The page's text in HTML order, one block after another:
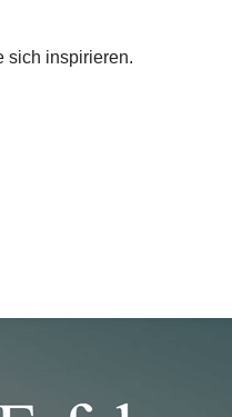
sich inspirieren.